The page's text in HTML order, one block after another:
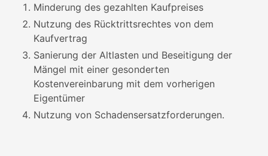
Minderung des gezahlten Kaufpreises
Nutzung des Rücktrittsrechtes von dem
Kaufvertrag
Sanierung der Altlasten und Beseitigung der
Mängel mit einer gesonderten
Kostenvereinbarung mit dem vorherigen
Eigentümer
Nutzung von Schadensersatzforderungen.